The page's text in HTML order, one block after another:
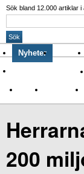
Sök bland 12.000 artiklar i
Nyheter Krönikor
Om Idrottens Affärer
Namn Sponsring
200